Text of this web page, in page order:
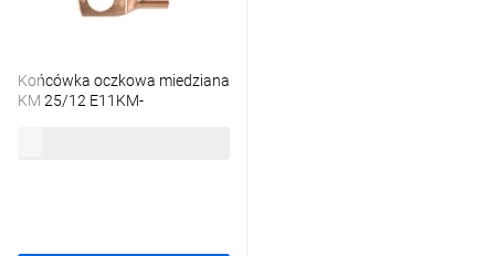
Końcówka oczkowa miedziana
KM 25/12 E11KM-